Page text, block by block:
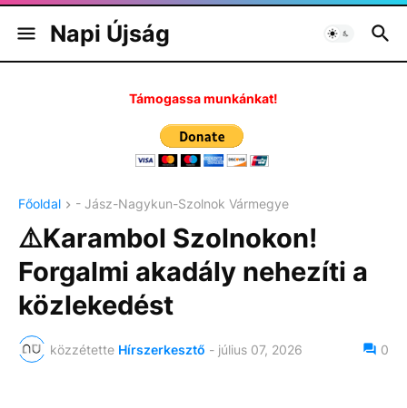
Napi Újság
Támogassa munkánkat!
Főoldal - Jász-Nagykun-Szolnok Vármegye
⚠️Karambol Szolnokon!
Forgalmi akadály nehezíti a
közlekedést
közzétette Hírszerkesztő - július 07, 2026 0